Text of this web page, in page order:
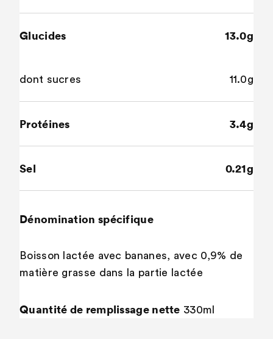
Glucides 13.0g
dont sucres 11.0g
Protéines 3.4g
Sel 0.21g
Dénomination spécifique
Boisson lactée avec bananes, avec 0,9% de
matière grasse dans la partie lactée
Quantité de remplissage nette 330ml